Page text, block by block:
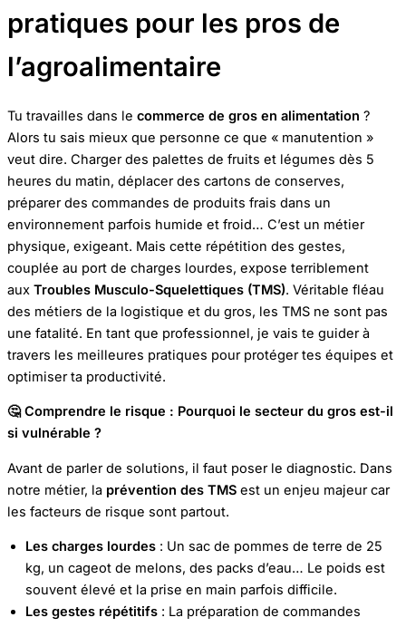
pratiques pour les pros de
l’agroalimentaire
Tu travailles dans le commerce de gros en alimentation ?
Alors tu sais mieux que personne ce que « manutention »
veut dire. Charger des palettes de fruits et légumes dès 5
heures du matin, déplacer des cartons de conserves,
préparer des commandes de produits frais dans un
environnement parfois humide et froid… C’est un métier
physique, exigeant. Mais cette répétition des gestes,
couplée au port de charges lourdes, expose terriblement
aux Troubles Musculo-Squelettiques (TMS). Véritable fléau
des métiers de la logistique et du gros, les TMS ne sont pas
une fatalité. En tant que professionnel, je vais te guider à
travers les meilleures pratiques pour protéger tes équipes et
optimiser ta productivité.
🤔Comprendre le risque : Pourquoi le secteur du gros est-il
si vulnérable ?
Avant de parler de solutions, il faut poser le diagnostic. Dans
notre métier, la prévention des TMS est un enjeu majeur car
les facteurs de risque sont partout.
Les charges lourdes : Un sac de pommes de terre de 25
kg, un cageot de melons, des packs d’eau… Le poids est
souvent élevé et la prise en main parfois difficile.
Les gestes répétitifs : La préparation de commandes